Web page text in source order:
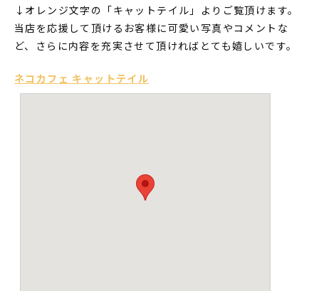
↓オレンジ文字の「キャットテイル」よりご覧頂けます。
当店を応援して頂けるお客様に可愛い写真やコメントな
ど、さらに内容を充実させて頂ければとても嬉しいです。
ネコカフェ キャットテイル